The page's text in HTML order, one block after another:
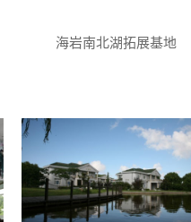
海岩南北湖拓展基地